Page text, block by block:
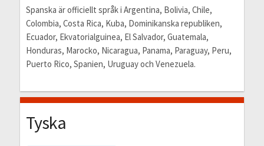
Spanska är officiellt språk i Argentina, Bolivia, Chile,
Colombia, Costa Rica, Kuba, Dominikanska republiken,
Ecuador, Ekvatorialguinea, El Salvador, Guatemala,
Honduras, Marocko, Nicaragua, Panama, Paraguay, Peru,
Puerto Rico, Spanien, Uruguay och Venezuela.
Tyska